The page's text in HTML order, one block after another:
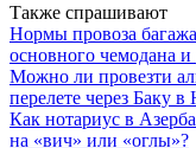
Также спрашивают
Нормы провоза
основного чемодана
Можно ли провезти
перелете через Баку
Как нотариус в
на «вич» или «оглы»?